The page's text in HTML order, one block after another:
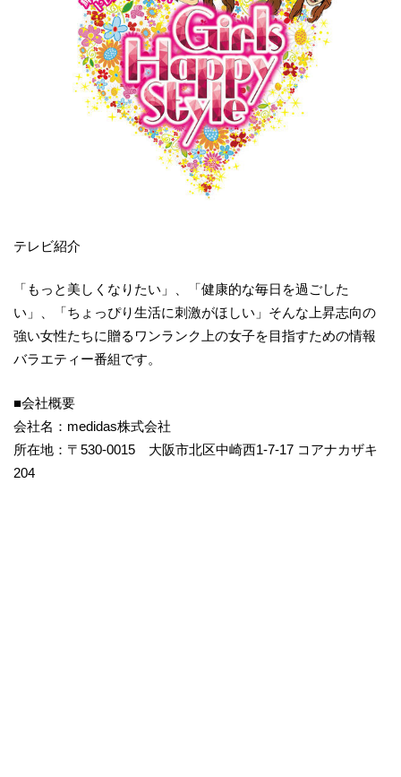
テレビ紹介
「もっと美しくなりたい」、「健康的な毎日を過ごした
い」、「ちょっぴり生活に刺激がほしい」そんな上昇志向の
強い女性たちに贈るワンランク上の女子を目指すための情報
バラエティー番組です。
■会社概要
会社名：medidas株式会社
所在地：〒530-0015 大阪市北区中崎西1-7-17 コアナカザキ
204